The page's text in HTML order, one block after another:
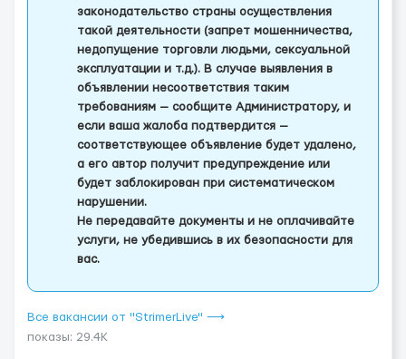
законодательство страны осуществления
такой деятельности (запрет мошенничества,
недопущение торговли людьми, сексуальной
эксплуатации и т.д.). В случае выявления в
объявлении несоответствия таким
требованиям — сообщите Администратору, и
если ваша жалоба подтвердится —
соответствующее объявление будет удалено,
а его автор получит предупреждение или
будет заблокирован при систематическом
нарушении.
Не передавайте документы и не оплачивайте
услуги, не убедившись в их безопасности для
вас.
Все вакансии от "StrimerLive" ⟶
показы: 29.4K